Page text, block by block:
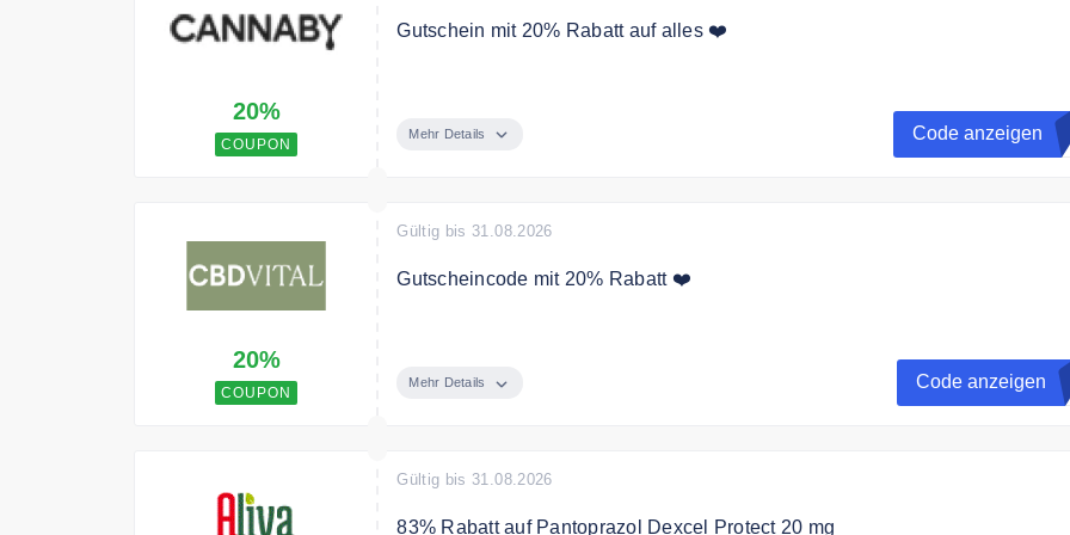
20%
COUPON
Gutschein mit 20% Rabatt auf alles ❤️
Bedingungen
Mehr Details Code anzeigen
20%
COUPON
Gültig bis 31.08.2026
Gutscheincode mit 20% Rabatt ❤️
Mehr Details Code anzeigen
Gültig bis 31.08.2026
83% Rabatt auf Pantoprazol Dexcel Protect 20 mg